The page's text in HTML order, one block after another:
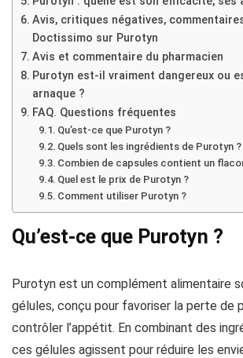
Avis, critiques négatives,
Doctissimo sur Purotyn
Avis et commentaire du pharmacien
Purotyn est-il vraiment dangereux ou
arnaque ?
FAQ. Questions fréquentes
Qu’est-ce que Purotyn ?
Quels sont les ingrédients de Purotyn ?
Combien de capsules contient un
Quel est le prix de Purotyn ?
Comment utiliser Purotyn ?
Qu’est-ce que Purotyn ?
Purotyn est un complément alimentaire
gélules, conçu pour favoriser la perte de
contrôler l’appétit. En combinant des
ces gélules agissent pour réduire les